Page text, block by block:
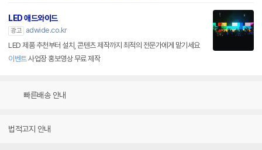
LED 애드와이드
광고
adwide.co.kr
LED 제품 추천부터 설치, 콘텐츠 제작까지 최적의 전문가에게 맡기세요
이벤트사업장 홍보영상 무료 제작
빠른배송 안내
법적고지 안내